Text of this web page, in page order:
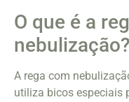
O que é a
nebulização?
A rega com
utiliza bicos especiais